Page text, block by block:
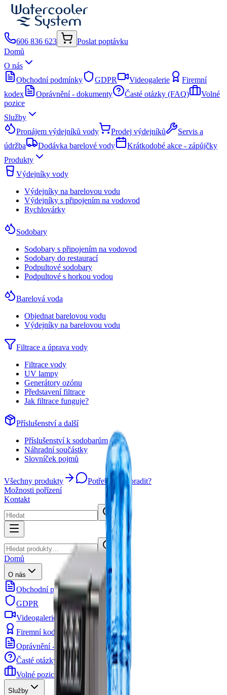
606 836 623
Poslat poptávku
Domů
O nás
Obchodní podmínky
GDPR Videogalerie
Firemní
kodex
Oprávnění - dokumenty Časté otázky (FAQ)
Volné
pozice
Služby
Pronájem výdejníků vody
Prodej výdejníků
Servis a
údržba
Dodávka barelové vody
Krátkodobé akce - zápůjčky
Produkty
Výdejníky vody
Výdejníky na barelovou vodu
Výdejníky s připojením na vodovod
Rychlovárky
Sodobary
Sodobary s připojením na vodovod
Sodobary do restaurací
Podpultové sodobary
Podpultové s horkou vodou
Barelová voda
Objednat barelovou vodu
Výdejníky na barelovou vodu
Filtrace a úprava vody
Filtrace vody
UV lampy
Generátory ozónu
Představení filtrace
Jak filtrace funguje?
Příslušenství a další
Příslušenství k sodobarům
Náhradní součástky
Slovníček pojmů
Všechny produkty
Potřebujete poradit?
Možnosti pořízení
Kontakt
Domů
O nás
Obchodní podmínky
GDPR
Videogalerie
Firemní kodex
Oprávnění - dokumenty
Časté otázky (FAQ)
Volné pozice
Služby